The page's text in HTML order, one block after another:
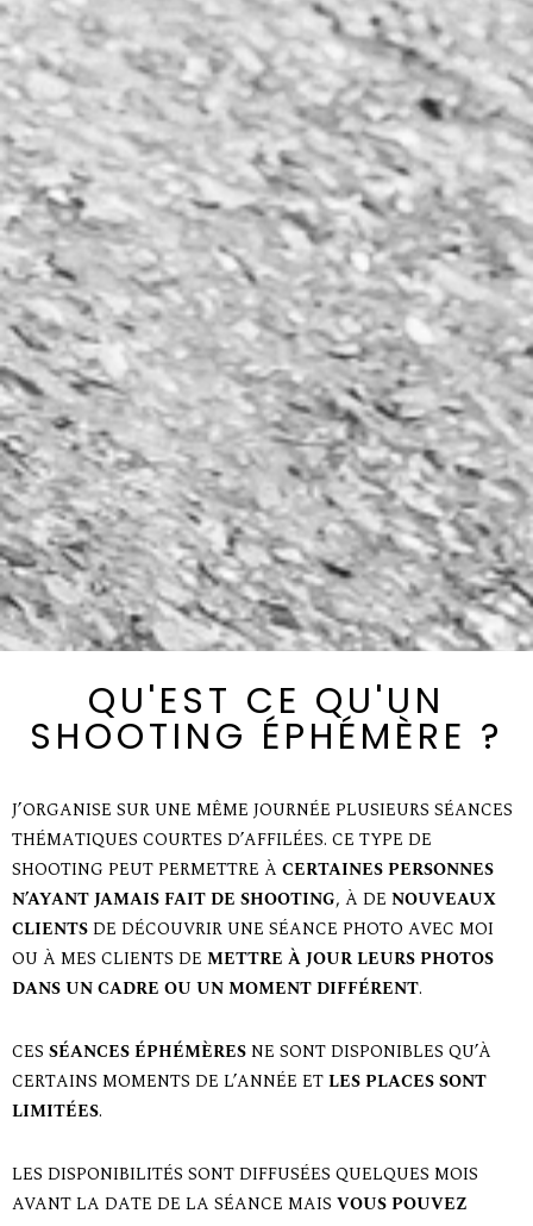
QU'EST CE QU'UN
SHOOTING ÉPHÉMÈRE ?
J’ORGANISE SUR UNE MÊME JOURNÉE PLUSIEURS SÉANCES
THÉMATIQUES COURTES D’AFFILÉES. CE TYPE DE
SHOOTING PEUT PERMETTRE À CERTAINES PERSONNES
N’AYANT JAMAIS FAIT DE SHOOTING, À DE NOUVEAUX
CLIENTSDE DÉCOUVRIR UNE SÉANCE PHOTO AVEC MOI
OU À MES CLIENTS DE METTRE À JOUR LEURS PHOTOS
DANS UN CADRE OU UN MOMENT DIFFÉRENT.
CES SÉANCES ÉPHÉMÈRESNE SONT DISPONIBLES QU’À
CERTAINS MOMENTS DE L’ANNÉE ETLES PLACES SONT
LIMITÉES.
LES DISPONIBILITÉS SONT DIFFUSÉES QUELQUES MOIS
AVANT LA DATE DE LA SÉANCE MAIS VOUS POUVEZ